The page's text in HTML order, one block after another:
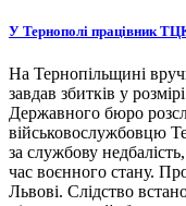
У Тернополі працівник
На Тернопільщині
завдав збитків у
Державного бюро
військовослужбовцю
за службову
час воєнного стану.
Львові. Слідство